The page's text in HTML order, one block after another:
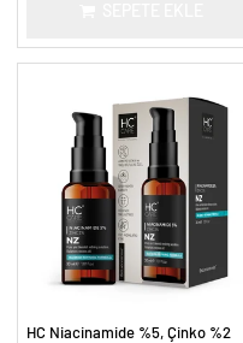
HC Niacinamide %5, Çinko %2